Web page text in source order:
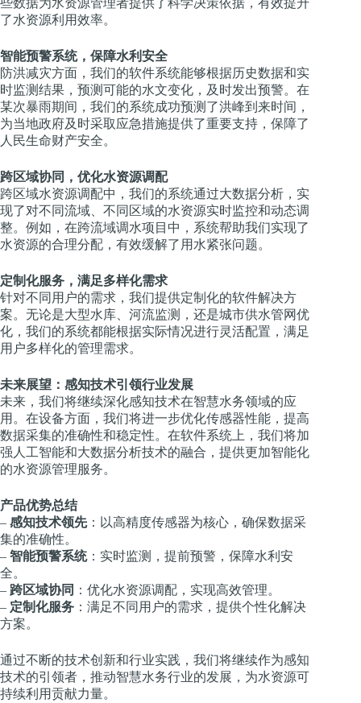
些数据为水资源管理者提供了科学决策依据，有效提升
了水资源利用效率。
智能预警系统，保障水利安全
防洪减灾方面，我们的软件系统能够根据历史数据和实
时监测结果，预测可能的水文变化，及时发出预警。在
某次暴雨期间，我们的系统成功预测了洪峰到来时间，
为当地政府及时采取应急措施提供了重要支持，保障了
人民生命财产安全。
跨区域协同，优化水资源调配
跨区域水资源调配中，我们的系统通过大数据分析，实
现了对不同流域、不同区域的水资源实时监控和动态调
整。例如，在跨流域调水项目中，系统帮助我们实现了
水资源的合理分配，有效缓解了用水紧张问题。
定制化服务，满足多样化需求
针对不同用户的需求，我们提供定制化的软件解决方
案。无论是大型水库、河流监测，还是城市供水管网优
化，我们的系统都能根据实际情况进行灵活配置，满足
用户多样化的管理需求。
未来展望：感知技术引领行业发展
未来，我们将继续深化感知技术在智慧水务领域的应
用。在设备方面，我们将进一步优化传感器性能，提高
数据采集的准确性和稳定性。在软件系统上，我们将加
强人工智能和大数据分析技术的融合，提供更加智能化
的水资源管理服务。
产品优势总结
– 感知技术领先：以高精度传感器为核心，确保数据采
集的准确性。
– 智能预警系统：实时监测，提前预警，保障水利安
全。
– 跨区域协同 ：优化水资源调配，实现高效管理。
– 定制化服务 ：满足不同用户的需求，提供个性化解决
方案。
通过不断的技术创新和行业实践，我们将继续作为感知
技术的引领者，推动智慧水务行业的发展，为水资源可
持续利用贡献力量。